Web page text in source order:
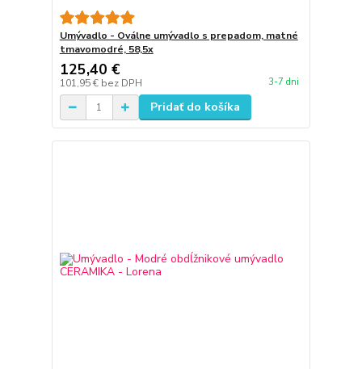
Umývadlo - Oválne umývadlo s prepadom, matné
tmavomodré, 58,5x
125,40 €
101,95 € bez DPH 3-7 dni
Pridať do košíka